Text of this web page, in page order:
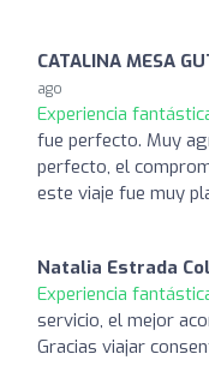
CATALINA MESA
ago
Experiencia
fue perfecto. Muy
perfecto, el
este viaje fue muy
Natalia Estrada
Experiencia
servicio, el mejor
Gracias viajar